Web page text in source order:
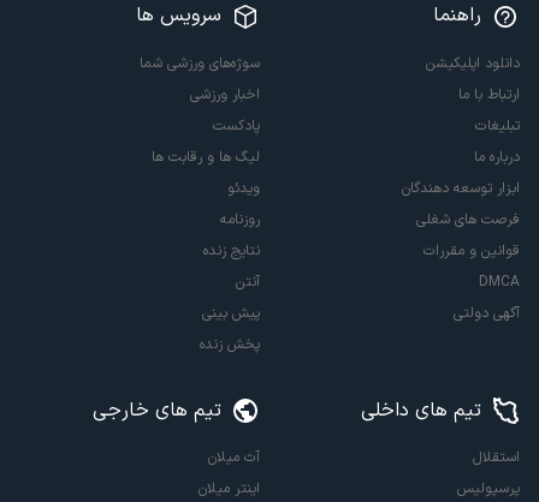
راهنما
دانلود اپلیکیشن
ارتباط با ما
تبلیغات
درباره ما
ابزار توسعه دهندگان
فرصت های شغلی
قوانین و مقررات
DMCA
آگهی دولتی
سرویس ها
سوژه‌های ورزشی شما
اخبار ورزشی
پادکست
لیگ ها و رقابت ها
ویدئو
روزنامه
نتایج زنده
آنتن
پیش بینی
پخش زنده
تیم های داخلی
استقلال
پرسپولیس
تیم های خارجی
آث میلان
اینتر میلان